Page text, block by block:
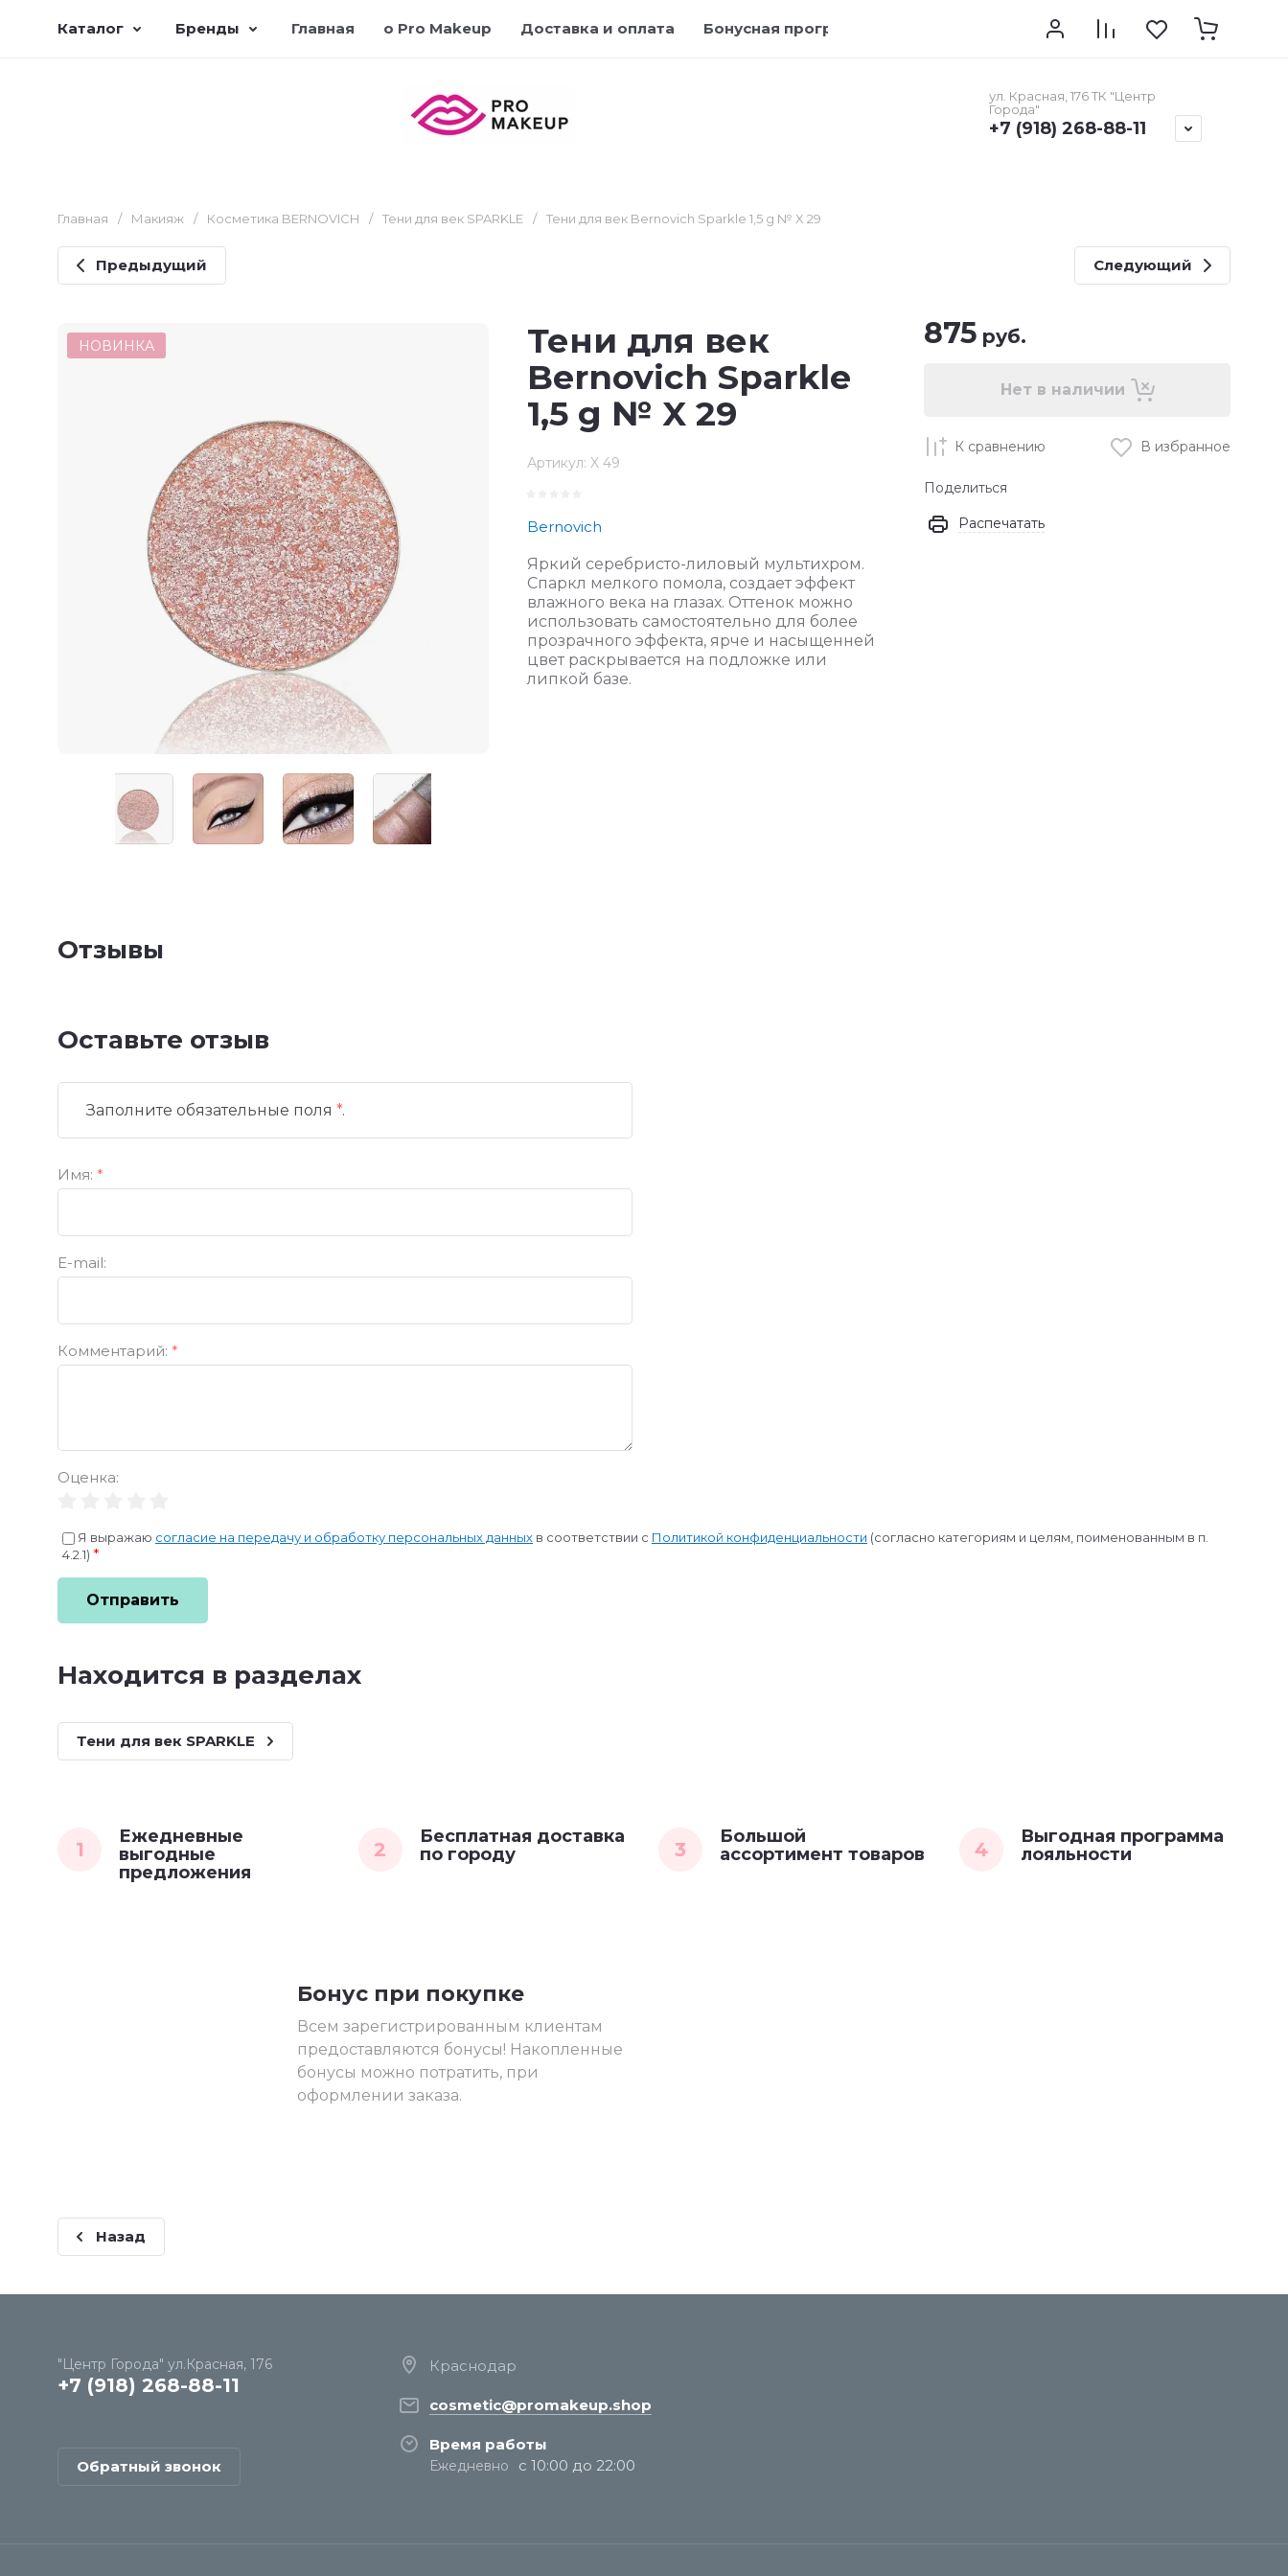
Каталог Бренды Главная о Pro Makeup Доставка и оплата Бонусная программа Контакты
ул. Красная, 176 ТК "Центр
Города"
+7 (918) 268-88-11
Главная / Макияж / Косметика BERNOVICH / Тени для век SPARKLE / Тени для век Bernovich Sparkle 1,5 g № X 29
Предыдущий Следующий
НОВИНКА
Тени для век
Bernovich Sparkle
1,5 g № X 29
Артикул: X 49
Bernovich
Яркий серебристо-лиловый мультихром.
Спаркл мелкого помола, создает эффект
влажного века на глазах. Оттенок можно
использовать самостоятельно для более
прозрачного эффекта, ярче и насыщенней
цвет раскрывается на подложке или
липкой базе.
875 руб.
Нет в наличии
К сравнению В избранное
Поделиться
Распечатать
Отзывы
Оставьте отзыв
Заполните обязательные поля *.
Имя: *
E-mail:
Комментарий: *
Оценка:
Я выражаю согласие на передачу и обработку персональных данных в соответствии с Политикой конфиденциальности (согласно категориям и целям, поименованным в п.
4.2.1) *
Отправить
Находится в разделах
Тени для век SPARKLE
1
Ежедневные
выгодные
предложения
2
Бесплатная доставка
по городу
3
Большой
ассортимент товаров
4
Выгодная программа
лояльности
Бонус при покупке
Всем зарегистрированным клиентам
предоставляются бонусы! Накопленные
бонусы можно потратить, при
оформлении заказа.
Назад
"Центр Города" ул.Красная, 176
+7 (918) 268-88-11
Обратный звонок
Краснодар
cosmetic@promakeup.shop
Время работы
Ежедневно с 10:00 до 22:00